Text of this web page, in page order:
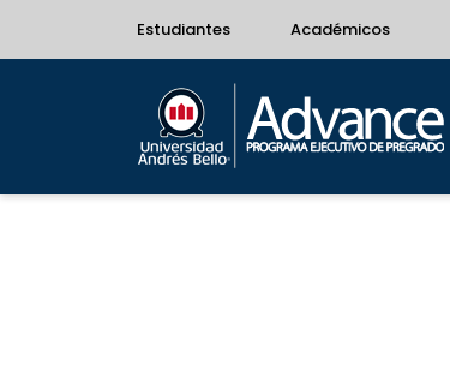
Estudiantes Académicos